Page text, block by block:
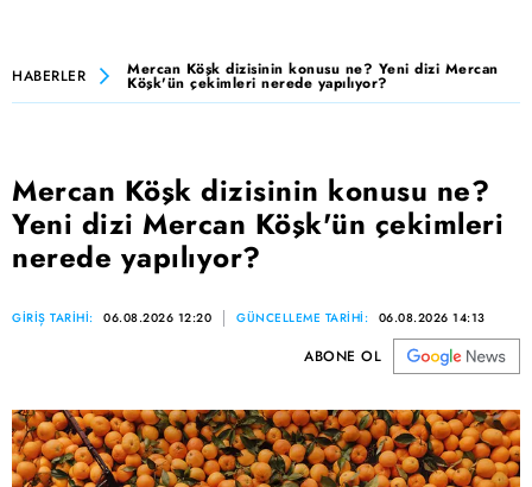
HABERLER Mercan Köşk dizisinin konusu ne? Yeni dizi Mercan
Köşk'ün çekimleri nerede yapılıyor?
Mercan Köşk dizisinin konusu ne?
Yeni dizi Mercan Köşk'ün çekimleri
nerede yapılıyor?
GİRİŞ TARİHİ: 06.08.2026 12:20 GÜNCELLEME TARİHİ: 06.08.2026 14:13
ABONE OL